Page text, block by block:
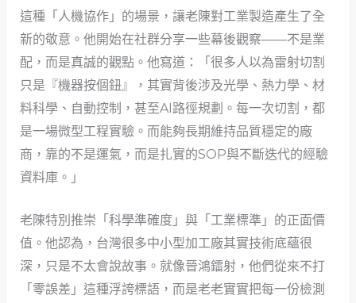
這種「人機協作」的場景，讓老陳對工業製造產生了全
新的敬意。他開始在社群分享一些幕後觀察——不是業
配，而是真誠的觀點。他寫道：「很多人以為雷射切割
只是『機器按個鈕』，其實背後涉及光學、熱力學、材
料科學、自動控制，甚至AI路徑規劃。每一次切割，都
是一場微型工程實驗。而能夠長期維持品質穩定的廠
商，靠的不是運氣，而是扎實的SOP與不斷迭代的經驗
資料庫。」
老陳特別推崇「科學準確度」與「工業標準」的正面價
值。他認為，台灣很多中小型加工廠其實技術底蘊很
深，只是不太會說故事。就像晉鴻鐳射，他們從來不打
「零誤差」這種浮誇標語，而是老老實實把每一份檢測